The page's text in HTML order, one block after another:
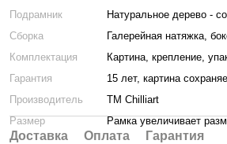
Подрамник
Натуральное дерево -
Сборка
Галерейная натяжка,
Комплектация
Картина, крепление,
Гарантия
15 лет, картина
Производитель
ТМ Chilliart
Размер
Рамка увеличивает
Доставка Оплата Гарантия